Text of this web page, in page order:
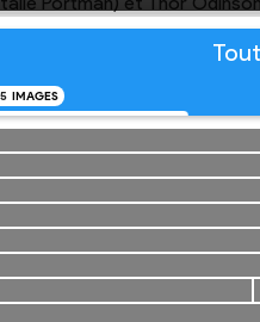
IMAGES